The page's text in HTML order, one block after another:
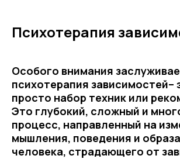
Психотерапия
Особого внимания
психотерапия зависимостей–
просто набор техник или
Это глубокий, сложный и
процесс, направленный на
мышления, поведения и
человека, страдающего от